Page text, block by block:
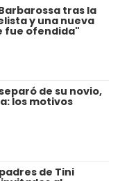
tras la
y una nueva
fue ofendida"
de su novio,
los motivos
de Tini